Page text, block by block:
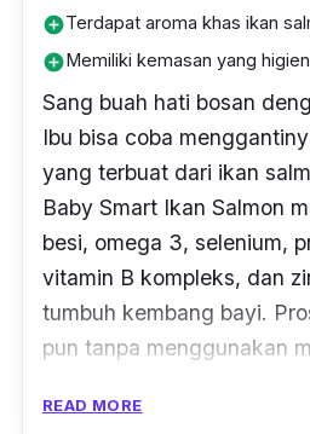
add_circleTerdapat aroma khas ikan
add_circleMemiliki kemasan yang
Sang buah hati bosan
Ibu bisa coba
yang terbuat dari ikan
Baby Smart Ikan Salmon
besi, omega 3, selenium,
vitamin B kompleks, dan
tumbuh kembang bayi.
pun tanpa menggunakan
READ MORE